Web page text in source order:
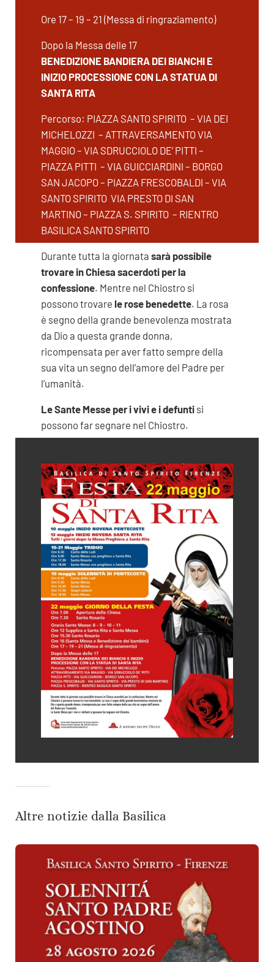
Ore 17 – 19 – 21 (Messa di ringraziamento)
Dopo la Messa delle 17
BENEDIZIONE BANDIERA DEI BIANCHI E
INIZIO PROCESSIONE CON LA STATUA DI
SANTA RITA
Percorso: PIAZZA SANTO SPIRITO – VIA DEI
MICHELOZZI – ATTRAVERSAMENTO VIA
MAGGIO – VIA SDRUCCIOLO DE’ PITTI –
PIAZZA PITTI – VIA GUICCIARDINI – BORGO
SAN JACOPO – PIAZZA FRESCOBALDI – VIA
SANTO SPIRITO VIA PRESTO DI SAN
MARTINO – PIAZZA S. SPIRITO – RIENTRO
BASILICA SANTO SPIRITO
Durante tutta la giornata sarà possibile
trovare in Chiesa sacerdoti per la
confessione. Mentre nel Chiostro si
possono trovare le rose benedette. La rosa
è segno della grande benevolenza mostrata
da Dio a questa grande donna,
ricompensata per aver fatto sempre della
sua vita un segno dell’amore del Padre per
l’umanità.
Le Sante Messe per i vivi e i defuntisi
possono far segnare nel Chiostro.
Altre notizie dalla Basilica